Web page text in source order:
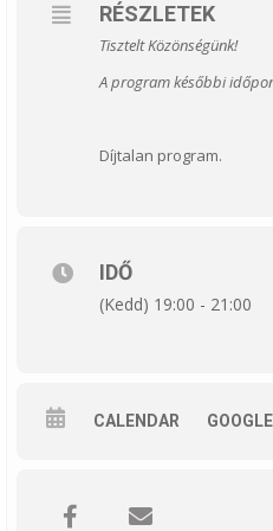
RÉSZLETEK
Tisztelt Közönségünk!
A program későbbi
Díjtalan program.
IDŐ
(Kedd) 19:00 - 21:00
CALENDAR